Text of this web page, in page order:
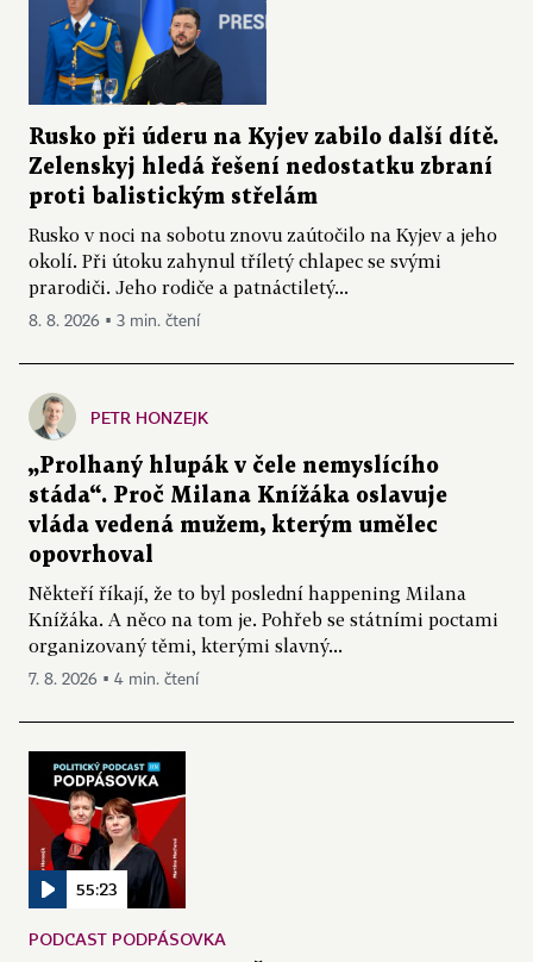
Rusko při úderu na Kyjev zabilo další dítě.
Zelenskyj hledá řešení nedostatku zbraní
proti balistickým střelám
Rusko v noci na sobotu znovu zaútočilo na Kyjev a jeho
okolí. Při útoku zahynul tříletý chlapec se svými
prarodiči. Jeho rodiče a patnáctiletý...
8. 8. 2026 ▪ 3 min. čtení
PETR HONZEJK
„Prolhaný hlupák v čele nemyslícího
stáda“. Proč Milana Knížáka oslavuje
vláda vedená mužem, kterým umělec
opovrhoval
Někteří říkají, že to byl poslední happening Milana
Knížáka. A něco na tom je. Pohřeb se státními poctami
organizovaný těmi, kterými slavný...
7. 8. 2026 ▪ 4 min. čtení
55:23
PODCAST PODPÁSOVKA